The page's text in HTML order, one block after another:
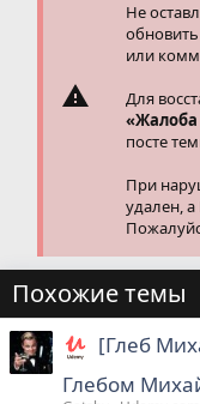
Не
или
Для
«Жалоба
посте
При
удален,
Похожие темы
[Глеб
Глебом